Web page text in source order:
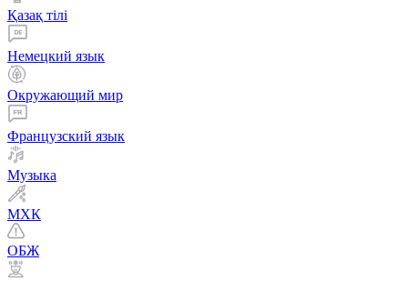
Қазақ тiлi
Немецкий язык
Окружающий мир
Французский язык
Музыка
МХК
ОБЖ